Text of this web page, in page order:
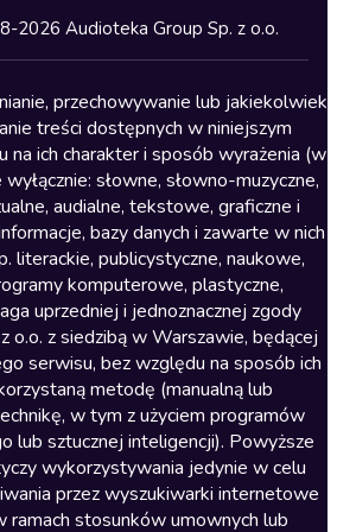
2026 Audioteka Group Sp. z o.o.
przechowywanie lub jakiekolwiek
treści dostępnych w niniejszym
ich charakter i sposób wyrażenia (w
słowne, słowno-muzyczne,
audialne, tekstowe, graficzne i
bazy danych i zawarte w nich
literackie, publicystyczne, naukowe,
komputerowe, plastyczne,
uprzedniej i jednoznacznej zgody
o.o. z siedzibą w Warszawie, będącej
serwisu, bez względu na sposób ich
metodę (manualną lub
w tym z użyciem programów
lub sztucznej inteligencji). Powyższe
wykorzystywania jedynie w celu
przez wyszukiwarki internetowe
ramach stosunków umownych lub